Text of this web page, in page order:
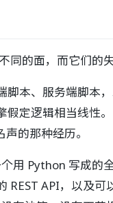
的面，而它们的
本、服务端脚本
定逻辑相当线性
的那种经历。
用 Python 写成
API，以及